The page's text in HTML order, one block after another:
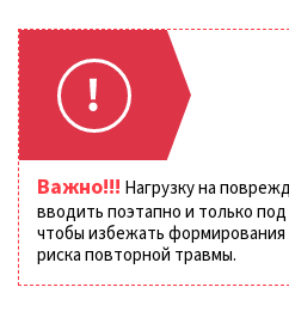
Важно!!! Нагрузку на
вводить поэтапно и только
чтобы избежать формирования
риска повторной травмы.